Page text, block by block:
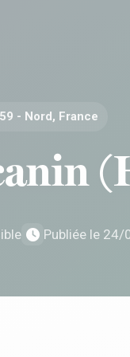
59 - Nord, France
Publiée le